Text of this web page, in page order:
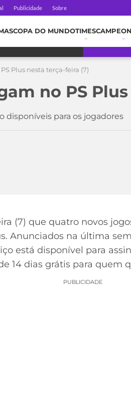
Publicidade Sobre
COPA DO MUNDOTIMES
Plus nesta terça-feira (7)
no PS
disponíveis para os jogadores
(7) que quatro novos
Anunciados na última
está disponível para
14 dias grátis para quem
PUBLICIDADE